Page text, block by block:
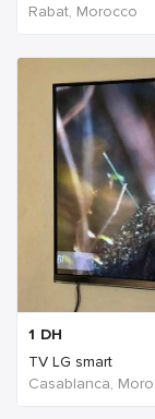
Rabat, Morocco
1 DH
TV LG smart
Casablanca,